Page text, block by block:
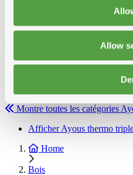
Allow
Lattes à gyproc
Montre toutes les catégories
Afficher Ayous thermo
Home
Bois